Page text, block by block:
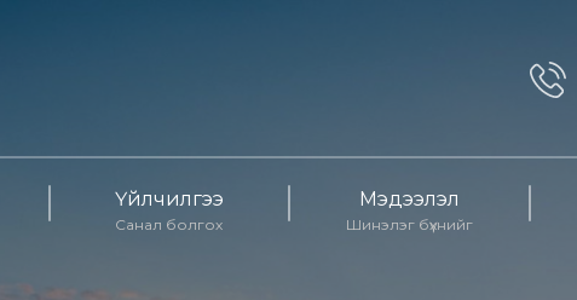
Үйлчилгээ
Санал болгох
Мэдээлэл
Шинэлэг бүхнийг